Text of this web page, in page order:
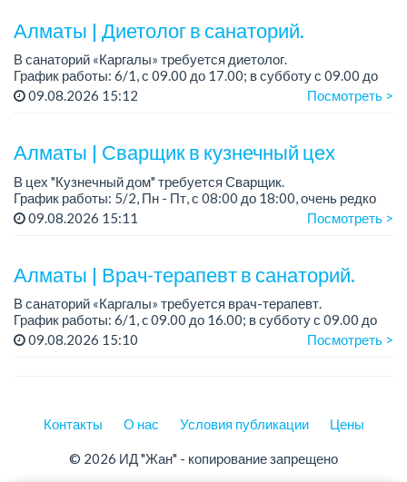
Алматы | Диетолог в санаторий.
В санаторий «Каргалы» требуется диетолог.
График работы: 6/1, с 09.00 до 17.00; в субботу с 09.00 до
12.00.
...
09.08.2026 15:12 Посмотреть >
Алматы | Сварщик в кузнечный цех
В цех "Кузнечный дом" требуется Сварщик.
График работы: 5/2, Пн - Пт, с 08:00 до 18:00, очень редко
суббота.
-...
09.08.2026 15:11 Посмотреть >
Алматы | Врач-терапевт в санаторий.
В санаторий «Каргалы» требуется врач-терапевт.
График работы: 6/1, c 09.00 до 16.00; в субботу с 09.00 до
12.00.
09.08.2026 15:10 Посмотреть >
Контакты О нас Условия публикации Цены
© 2026 ИД "Жан" - копирование запрещено